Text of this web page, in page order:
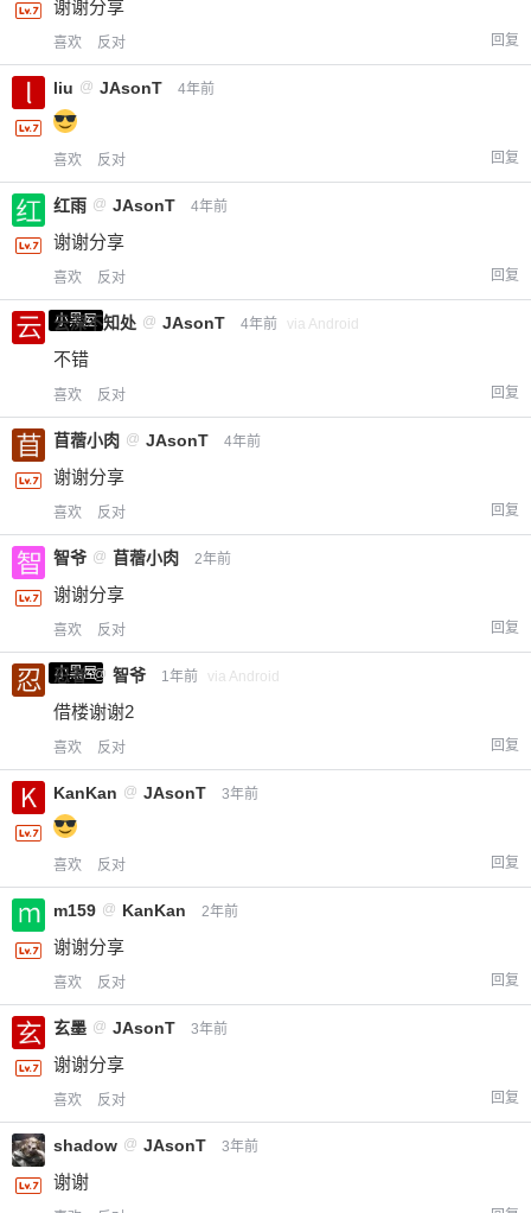
20
谢谢分享
喜欢 反对 回复
liu @ JAsonT 4年前
喜欢 反对 回复
红雨 @ JAsonT 4年前
谢谢分享
喜欢 反对 回复
小黑屋
云深不知处 @ JAsonT 4年前 via Android
不错
喜欢 反对 回复
苜蓿小肉 @ JAsonT 4年前
谢谢分享
喜欢 反对 回复
智爷 @ 苜蓿小肉 2年前
谢谢分享
喜欢 反对 回复
小黑屋
忍者 @ 智爷 1年前 via Android
借楼谢谢2
喜欢 反对 回复
KanKan @ JAsonT 3年前
喜欢 反对 回复
m159 @ KanKan 2年前
谢谢分享
喜欢 反对 回复
玄墨 @ JAsonT 3年前
谢谢分享
喜欢 反对 回复
shadow @ JAsonT 3年前
谢谢